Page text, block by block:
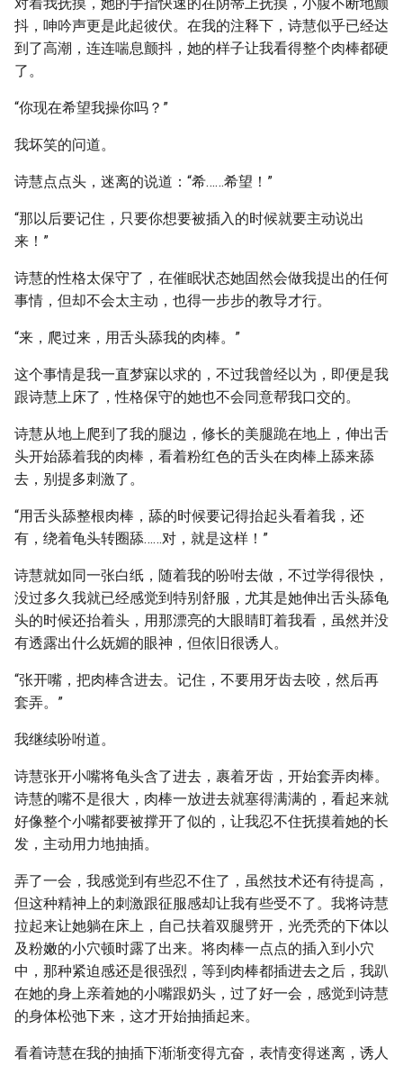
抖，呻吟声更是此起彼伏。在我的注释下，诗慧似乎已经达
到了高潮，连连喘息颤抖，她的样子让我看得整个肉棒都硬
了。
“你现在希望我操你吗？”
我坏笑的问道。
诗慧点点头，迷离的说道：“希……希望！”
“那以后要记住，只要你想要被插入的时候就要主动说出
来！”
诗慧的性格太保守了，在催眠状态她固然会做我提出的任何
事情，但却不会太主动，也得一步步的教导才行。
“来，爬过来，用舌头舔我的肉棒。”
这个事情是我一直梦寐以求的，不过我曾经以为，即便是我
跟诗慧上床了，性格保守的她也不会同意帮我口交的。
诗慧从地上爬到了我的腿边，修长的美腿跪在地上，伸出舌
头开始舔着我的肉棒，看着粉红色的舌头在肉棒上舔来舔
去，别提多刺激了。
“用舌头舔整根肉棒，舔的时候要记得抬起头看着我，还
有，绕着龟头转圈舔……对，就是这样！”
诗慧就如同一张白纸，随着我的吩咐去做，不过学得很快，
没过多久我就已经感觉到特别舒服，尤其是她伸出舌头舔龟
头的时候还抬着头，用那漂亮的大眼睛盯着我看，虽然并没
有透露出什么妩媚的眼神，但依旧很诱人。
“张开嘴，把肉棒含进去。记住，不要用牙齿去咬，然后再
套弄。”
我继续吩咐道。
诗慧张开小嘴将龟头含了进去，裹着牙齿，开始套弄肉棒。
诗慧的嘴不是很大，肉棒一放进去就塞得满满的，看起来就
好像整个小嘴都要被撑开了似的，让我忍不住抚摸着她的长
发，主动用力地抽插。
弄了一会，我感觉到有些忍不住了，虽然技术还有待提高，
但这种精神上的刺激跟征服感却让我有些受不了。我将诗慧
拉起来让她躺在床上，自己扶着双腿劈开，光秃秃的下体以
及粉嫩的小穴顿时露了出来。将肉棒一点点的插入到小穴
中，那种紧迫感还是很强烈，等到肉棒都插进去之后，我趴
在她的身上亲着她的小嘴跟奶头，过了好一会，感觉到诗慧
的身体松弛下来，这才开始抽插起来。
看着诗慧在我的抽插下渐渐变得亢奋，表情变得迷离，诱人